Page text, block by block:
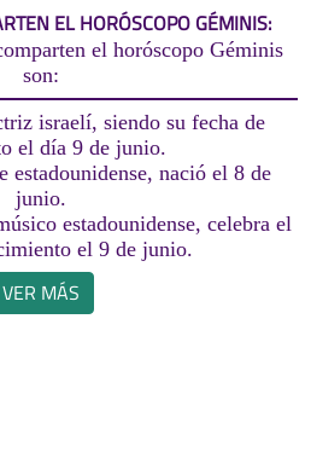
EL HORÓSCOPO GÉMINIS:
el horóscopo Géminis
son:
israelí, siendo su fecha de
el día 9 de junio.
estadounidense, nació el 8 de
junio.
estadounidense, celebra el
el 9 de junio.
VER MÁS